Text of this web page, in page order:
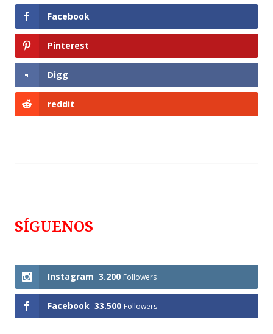
Facebook
Pinterest
Digg
reddit
SÍGUENOS
Instagram 3.200 Followers
Facebook 33.500 Followers